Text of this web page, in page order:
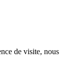
de visite, nous